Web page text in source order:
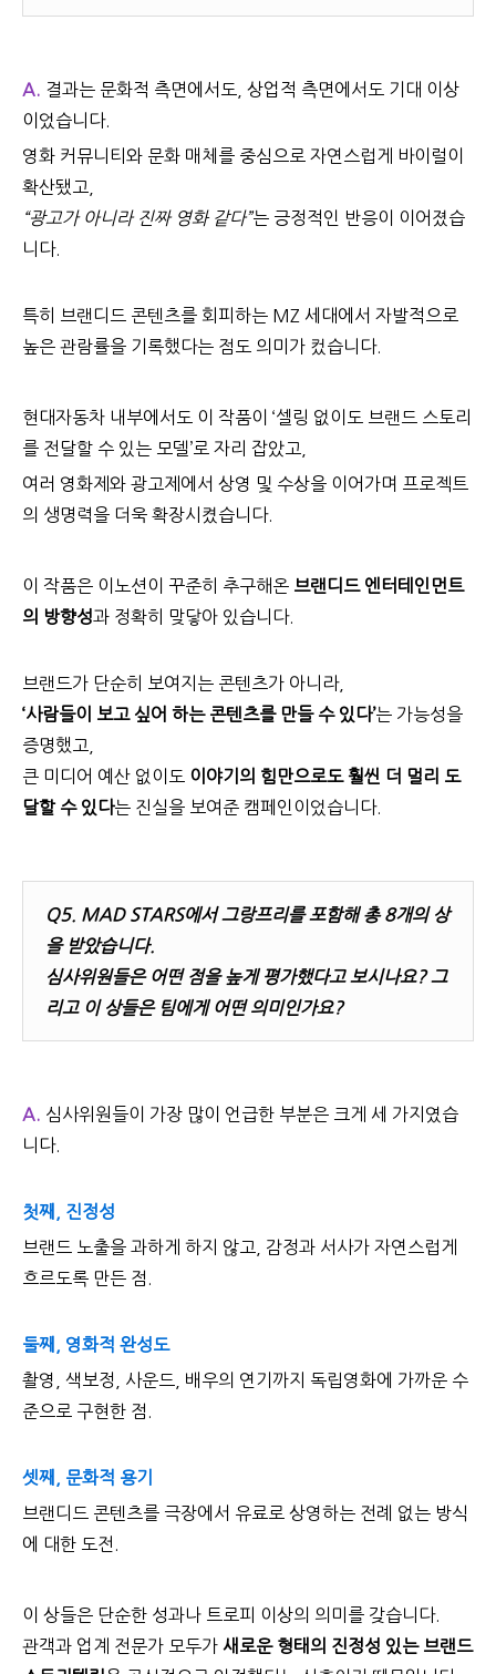
A. 결과는 문화적 측면에서도
상업적 측면에서도 기대 이상
이었습니다.
영화 커뮤니티와 문화 매체를 중심으로 자연스럽게 바이럴이
확산됐고,
“광고가 아니라 진짜 영화 같다”는 긍정적인 반응이 이어졌습
니다.
특히 브랜디드 콘텐츠를 회피하는 MZ 세대에서 자발적으로
높은 관람률을 기록했다는 점도 의미가 컸습니다.
현대자동차 내부에서도 이 작품이 ‘셀링 없이도 브랜드 스토리
를 전달할 수 있는 모델’로 자리 잡았고,
여러 영화제와 광고제에서 상영 및 수상을 이어가며 프로젝트
의 생명력을 더욱 확장시켰습니다.
이 작품은 이노션이 꾸준히 추구해온 브랜디드 엔터테인먼트
의 방향성과 정확히 맞닿아 있습니다.
브랜드가 단순히 보여지는 콘텐츠가 아니라,
‘사람들이 보고 싶어 하는 콘텐츠를 만들 수 있다’는 가능성을
증명했고,
큰 미디어 예산 없이도 이야기의 힘만으로도 훨씬 더 멀리 도
달할 수 있다는 진실을 보여준 캠페인이었습니다.
Q5. MAD STARS에서 그랑프리를 포함해 총 8개의 상
을 받았습니다.
심사위원들은 어떤 점을 높게 평가했다고 보시나요? 그
리고 이 상들은 팀에게 어떤 의미인가요?
A. 심사위원들이 가장 많이 언급한 부분은 크게 세 가지였습
니다.
첫째, 진정성
브랜드 노출을 과하게 하지 않고, 감정과 서사가 자연스럽게
흐르도록 만든 점.
둘째, 영화적 완성도
촬영, 색보정, 사운드, 배우의 연기까지 독립영화에 가까운 수
준으로 구현한 점.
셋째, 문화적 용기
브랜디드 콘텐츠를 극장에서 유료로 상영하는 전례 없는 방식
에 대한 도전.
이 상들은 단순한 성과나 트로피 이상의 의미를 갖습니다.
관객과 업계 전문가 모두가 새로운 형태의 진정성 있는 브랜드